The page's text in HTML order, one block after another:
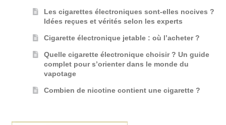
Les cigarettes électroniques sont-elles nocives ?
Idées reçues et vérités selon les experts
Cigarette électronique jetable : où l’acheter ?
Quelle cigarette électronique choisir ? Un guide
complet pour s’orienter dans le monde du
vapotage
Combien de nicotine contient une cigarette ?